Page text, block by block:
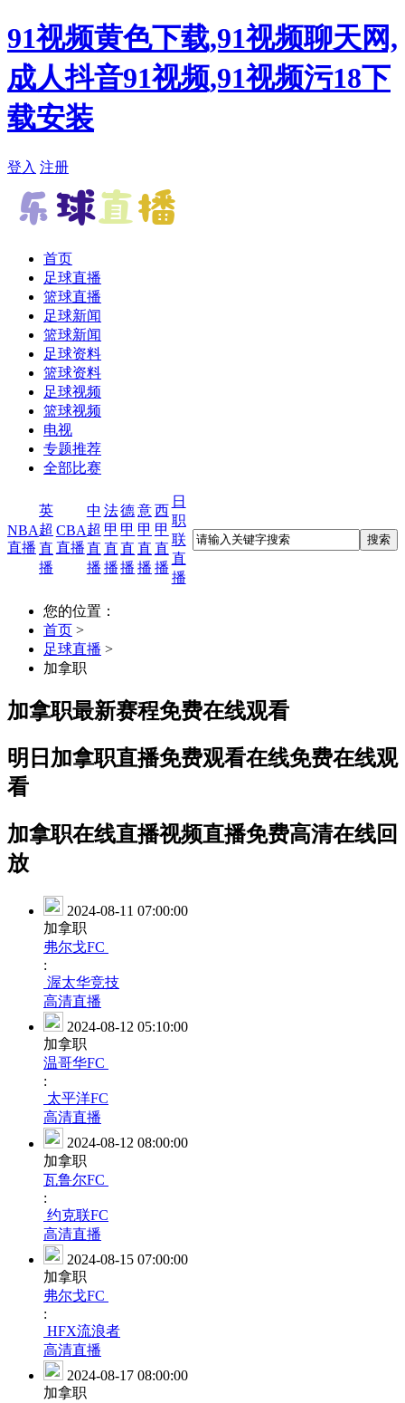
91视频黄色下载,91视频聊天网,
成人抖音91视频,91视频污18下
载安装
登入 注册
首页
足球直播
篮球直播
足球新闻
篮球新闻
足球资料
篮球资料
足球视频
篮球视频
电视
专题推荐
全部比赛
NBA
直播
英
超
直
播
CBA
直播
中
超
直
播
法
甲
直
播
德
甲
直
播
意
甲
直
播
西
甲
直
播
日
职
联
直
播
您的位置：
首页 >
足球直播 >
加拿职
加拿职最新赛程免费在线观看
明日加拿职直播免费观看在线免费在线观
看
加拿职在线直播视频直播免费高清在线回
放
2024-08-11 07:00:00
加拿职
弗尔戈FC
:
渥太华竞技
高清直播
2024-08-12 05:10:00
加拿职
温哥华FC
:
太平洋FC
高清直播
2024-08-12 08:00:00
加拿职
瓦鲁尔FC
:
约克联FC
高清直播
2024-08-15 07:00:00
加拿职
弗尔戈FC
:
HFX流浪者
高清直播
2024-08-17 08:00:00
加拿职